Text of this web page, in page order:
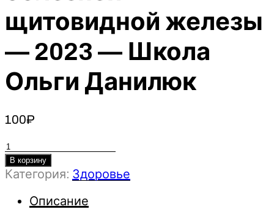
щитовидной железы
— 2023 — Школа
Ольги Данилюк
100₽
Количество
товара
Траволечение
щитовидной
В корзину
Категория: Здоровье
Описание